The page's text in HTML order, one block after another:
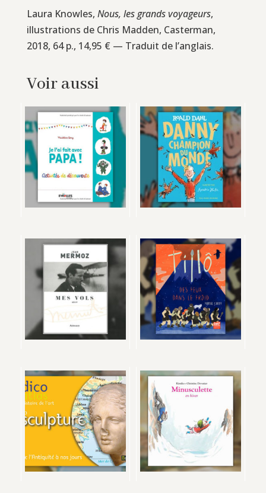
Laura Knowles, Nous, les grands voyageurs,
illustrations de Chris Madden, Casterman,
2018, 64 p., 14,95 € — Traduit de l’anglais.
Voir aussi